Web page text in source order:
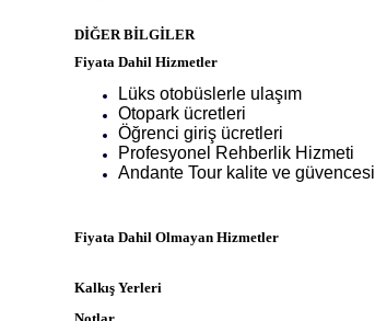
DİĞER BİLGİLER
Fiyata Dahil Hizmetler
Lüks otobüslerle ulaşım
Otopark ücretleri
Öğrenci giriş ücretleri
Profesyonel Rehberlik Hizmeti
Andante Tour kalite ve güvencesi
Fiyata Dahil Olmayan Hizmetler
Kalkış Yerleri